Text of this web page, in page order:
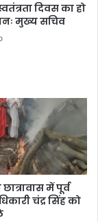
दिवस का हो
मुख्य सचिव
में पूर्व
चंद्र सिंह को